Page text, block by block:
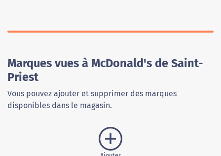
Marques vues à McDonald's de Saint-
Priest
Vous pouvez ajouter et supprimer des marques
disponibles dans le magasin.